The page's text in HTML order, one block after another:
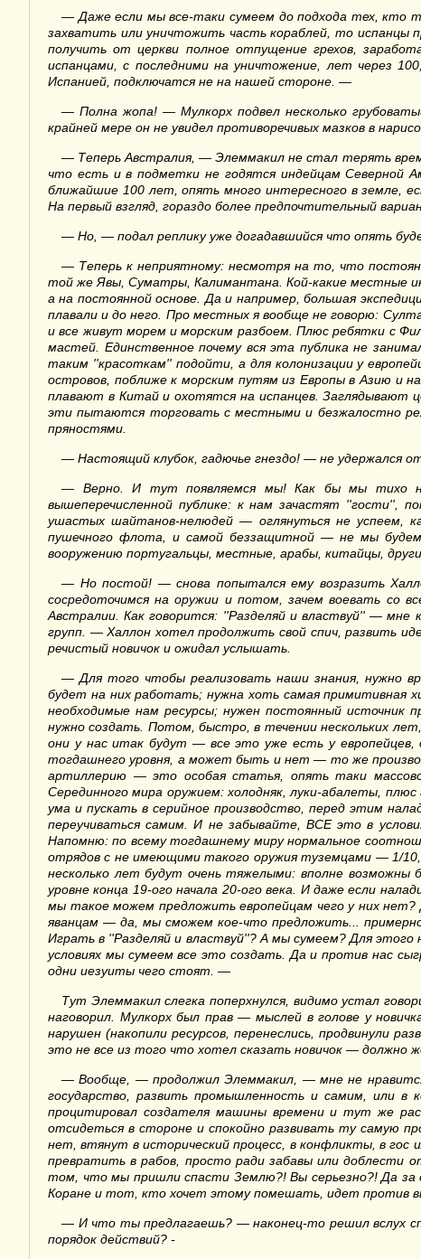
— Даже если мы все-таки сумеем до подхода тех,
захватить или уничтожить часть кораблей, то испанцы
получить от церкви полное отпущение грехов,
испанцами, с последними на уничтожение, лет через
Испанией, подключатся не на нашей стороне. —
— Полна жопа! — Мулкорх подвел несколько
крайней мере он не увидел противоречивых мазков в
— Теперь Австралия, — Элеммакил не стал терять
что есть и в подметки не годятся индейцам Северной
ближайшие 100 лет, опять много интересного в земле,
На первый взгляд, гораздо более предпочтительный
— Но, — подал реплику уже догадавшийся что опять
— Теперь к неприятному: несмотря на то, что
той же Явы, Суматры, Калимантана. Кой-какие местные
а на постоянной основе. Да и например, большая
плавали и до него. Про местных я вообще не говорю:
и все живут морем и морским разбоем. Плюс ребятки с
мастей. Единственное почему вся эта публика не
таким ''красоткам''подойти, а для колонизации у
островов, поближе к морским путям из Европы в Азию и
плавают в Китай и охотятся на испанцев. Заглядывают
эти пытаются торговать с местными и безжалостно
пряностями.
— Настоящий клубок, гадючье гнездо! — не удержался
— Верно. И тут появляемся мы! Как бы мы тихо
вышеперечисленной публике: к нам зачастят ''гости'',
ушастых шайтанов-нелюдей — оглянуться не успеем,
пушечного флота, и самой беззащитной — не мы
вооружению португальцы, местные, арабы, китайцы,
— Но постой! — снова попытался ему возразить
сосредоточимся на оружии и потом, зачем воевать со
Австралии. Как говорится: ''Разделяй и властвуй'' —мне
групп. — Халлон хотел продолжить свой спич, развить
речистый новичок и ожидал услышать.
—Для того чтобы реализовать наши знания, нужно
будет на них работать; нужна хоть самая примитивная
необходимые нам ресурсы; нужен постоянный
нужно создать. Потом, быстро, в течении нескольких
они у нас итак будут — все это уже есть у
тогдашнего уровня, а может быть и нет — то же
артиллерию — это особая статья, опять таки
Серединного мира оружием: холодняк, луки-абалеты,
ума и пускать в серийное производство, перед этим
переучиваться самим. И не забывайте, ВСЕ это в
Напомню: по всему тогдашнему миру нормальное
отрядов с не имеющими такого оружия туземцами — 1/
несколько лет будут очень тяжелыми: вполне
уровне конца 19-ого начала 20-ого века. И даже если
мы такое можем предложить европейцам чего у них
яванцам — да, мы сможем кое-что предложить...
Играть в ''Разделяй и властвуй''? А мы сумеем? Для этого
условиях мы сумеем все это создать. Да и против нас
одни иезуиты чего стоят. —
Тут Элеммакил слегка поперхнулся, видимо устал
наговорил. Мулкорх был прав — мыслей в голове у
нарушен (накопили ресурсов, перенеслись, продвинули
это не все из того что хотел сказать новичок —
—Вообще, — продолжил Элеммакил, — мне не
государство, развить промышленность и самим, или в
процитировал создателя машины времени и тут же
отсидеться в стороне и спокойно развивать ту самую
нет, втянут в исторический процесс, в конфликты, в гос
превратить в рабов, просто ради забавы или
том, что мы пришли спасти Землю?! Вы серьезно?! Да за
Коране и тот, кто хочет этому помешать, идет против
— И что ты предлагаешь? — наконец-то решил вслух
порядок действий? -